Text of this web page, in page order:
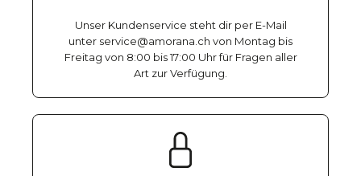
Unser Kundenservice steht dir per E-Mail
unter service@amorana.ch von Montag bis
Freitag von 8:00 bis 17:00 Uhr für Fragen aller
Art zur Verfügung.